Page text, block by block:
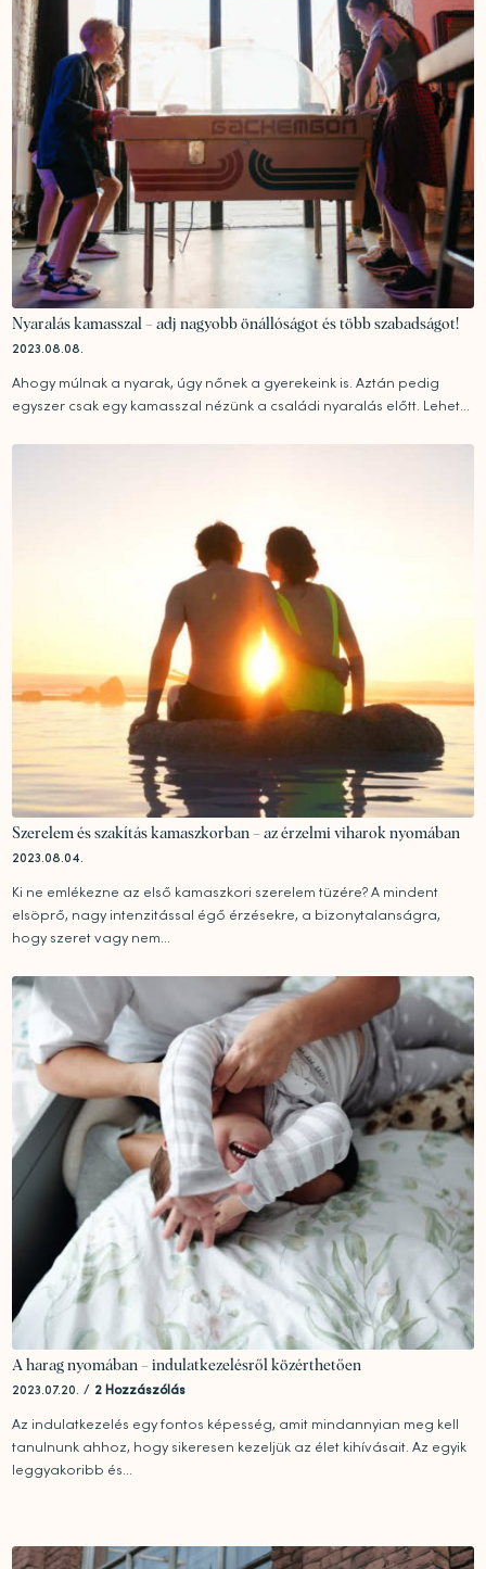
Nyaralás kamasszal – adj nagyobb önállóságot és több szabadságot!
2023.08.08.
Ahogy múlnak a nyarak, úgy nőnek a gyerekeink is. Aztán pedig
egyszer csak egy kamasszal nézünk a családi nyaralás előtt. Lehet...
Szerelem és szakítás kamaszkorban – az érzelmi viharok nyomában
2023.08.04.
Ki ne emlékezne az első kamaszkori szerelem tüzére? A mindent
elsöprő, nagy intenzitással égő érzésekre, a bizonytalanságra,
hogy szeret vagy nem...
A harag nyomában – indulatkezelésről közérthetően
2023.07.20. / 2 Hozzászólás
Az indulatkezelés egy fontos képesség, amit mindannyian meg kell
tanulnunk ahhoz, hogy sikeresen kezeljük az élet kihívásait. Az egyik
leggyakoribb és...